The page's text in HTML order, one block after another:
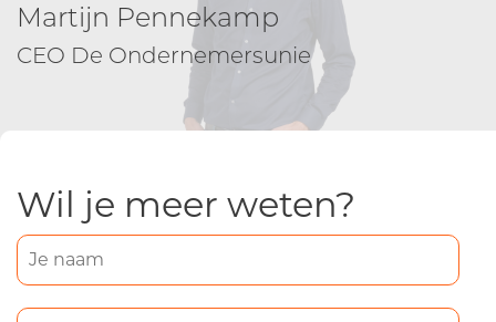
Martijn Pennekamp
CEO De Ondernemersunie
Wil je meer weten?